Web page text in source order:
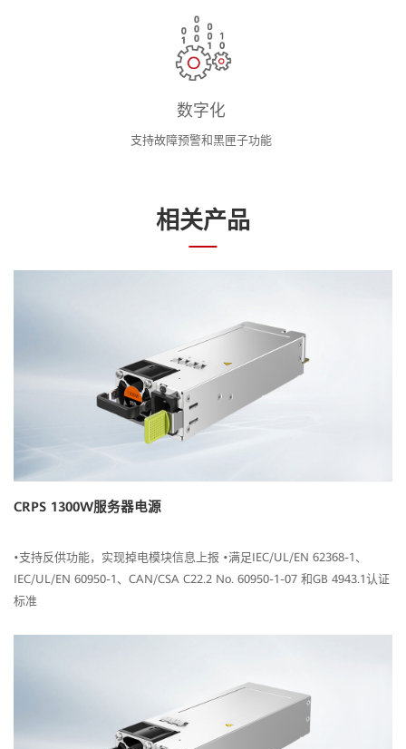
数字化
支持故障预警和黑匣子功能
相关产品
CRPS 1300W服务器电源
•支持反供功能，实现掉电模块信息上报 •满足IEC/UL/EN 62368-1、
IEC/UL/EN 60950-1、CAN/CSA C22.2 No. 60950-1-07 和GB 4943.1认证
标准